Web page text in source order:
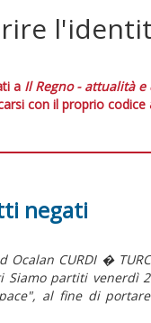
a Il Regno - attualità
con il proprio codice
negati
CURDI �
partiti venerdì
al fine di